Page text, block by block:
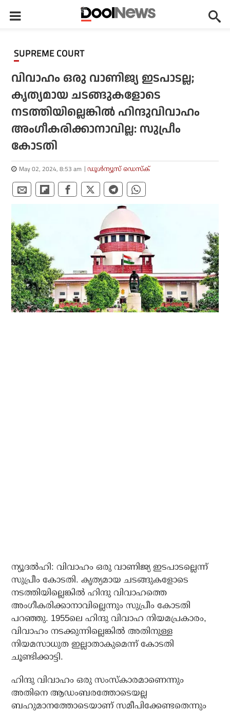
SUPREME COURT
വിവാഹം ഒരു വാണിജ്യ ഇടപാടല്ല;
കൃത്യമായ ചടങ്ങുകളോടെ
നടത്തിയില്ലെങ്കില്‍ ഹിന്ദുവിവാഹം
അംഗീകരിക്കാനാവില്ല: സുപ്രീം
കോടതി
May 02, 2024, 8:53 am ഡൂള്‍ന്യൂസ് ഡെസ്‌ക്
ന്യൂദല്‍ഹി: വിവാഹം ഒരു വാണിജ്യ ഇടപാടല്ലെന്ന്
സുപ്രീം കോടതി. കൃത്യമായ ചടങ്ങുകളോടെ
നടത്തിയില്ലെങ്കില്‍ ഹിന്ദു വിവാഹത്തെ
അംഗീകരിക്കാനാവില്ലെന്നും സുപ്രീം കോടതി
പറഞ്ഞു. 1955ലെ ഹിന്ദു വിവാഹ നിയമപ്രകാരം,
വിവാഹം നടക്കുന്നില്ലെങ്കില്‍ അതിനുള്ള
നിയമസാധുത ഇല്ലാതാകുമെന്ന് കോടതി
ചൂണ്ടിക്കാട്ടി.
ഹിന്ദു വിവാഹം ഒരു സംസ്‌കാരമാണെന്നും
അതിനെ ആഡംബരത്തോടെയല്ല
ബഹുമാനത്തോടെയാണ് സമീപിക്കേണ്ടതെന്നും